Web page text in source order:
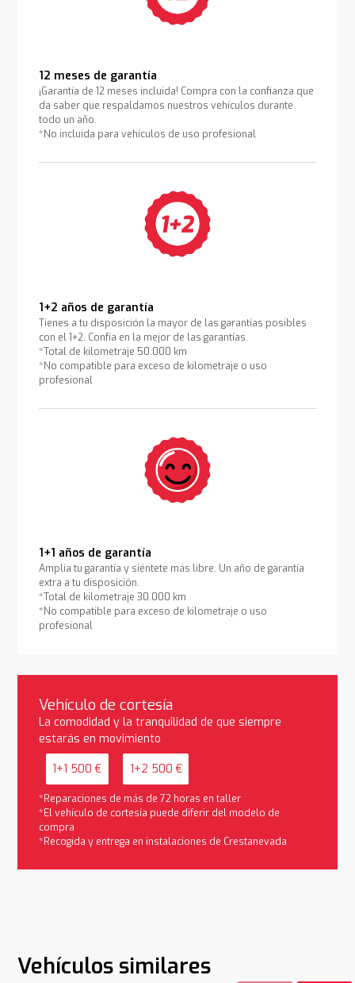
12 meses de garantía
¡Garantía de 12 meses incluida! Compra con la confianza que
da saber que respaldamos nuestros vehículos durante
todo un año.
*No incluida para vehículos de uso profesional
1+2 años de garantía
Tienes a tu disposición la mayor de las garantías posibles
con el 1+2. Confía en la mejor de las garantías.
*Total de kilometraje 50.000 km
*No compatible para exceso de kilometraje o uso
profesional
1+1 años de garantía
Amplía tu garantía y siéntete más libre. Un año de garantía
extra a tu disposición.
*Total de kilometraje 30.000 km
*No compatible para exceso de kilometraje o uso
profesional
Vehículo de cortesía
La comodidad y la tranquilidad de que siempre
estarás en movimiento
1+1 500 € 1+2 500 €
*Reparaciones de más de 72 horas en taller
*El vehículo de cortesía puede diferir del modelo de
compra
*Recogida y entrega en instalaciones de Crestanevada
Vehículos similares